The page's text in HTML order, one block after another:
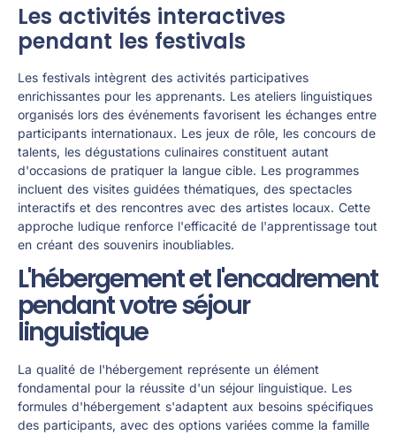
Les activités interactives
pendant les festivals
Les festivals intègrent des activités participatives
enrichissantes pour les apprenants. Les ateliers linguistiques
organisés lors des événements favorisent les échanges entre
participants internationaux. Les jeux de rôle, les concours de
talents, les dégustations culinaires constituent autant
d'occasions de pratiquer la langue cible. Les programmes
incluent des visites guidées thématiques, des spectacles
interactifs et des rencontres avec des artistes locaux. Cette
approche ludique renforce l'efficacité de l'apprentissage tout
en créant des souvenirs inoubliables.
L'hébergement et l'encadrement
pendant votre séjour
linguistique
La qualité de l'hébergement représente un élément
fondamental pour la réussite d'un séjour linguistique. Les
formules d'hébergement s'adaptent aux besoins spécifiques
des participants, avec des options variées comme la famille